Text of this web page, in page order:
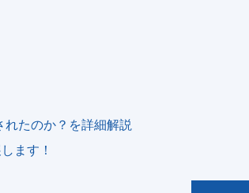
れたのか？を詳細解説
ます！